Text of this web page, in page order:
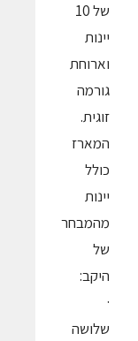
של 10
יינות
וארוחת
גורמה
זוגית.
המארז
כולל
יינות
מהמבחר
של
היקב:
·
שלושה